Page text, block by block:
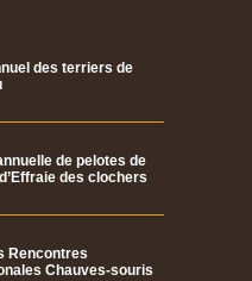
des terriers de
de pelotes de
des clochers
Rencontres
Chauves-souris